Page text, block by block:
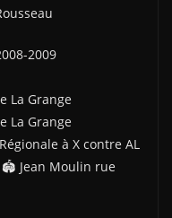
2009
La Grange
La Grange
à X contre AL
🏟 Jean Moulin rue